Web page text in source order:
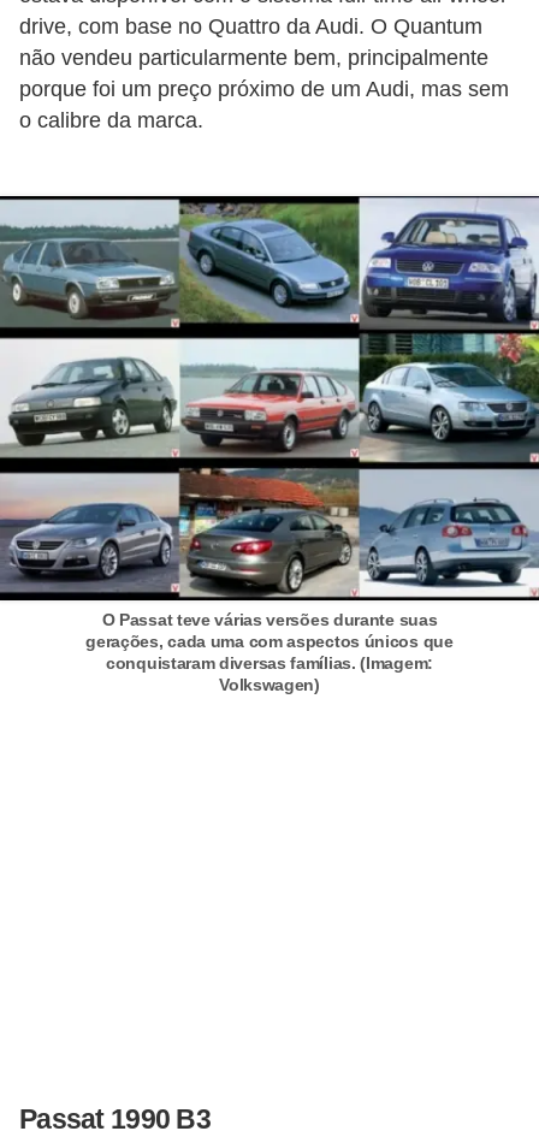
drive, com base no Quattro da Audi. O Quantum
não vendeu particularmente bem, principalmente
porque foi um preço próximo de um Audi, mas sem
o calibre da marca.
O Passat teve várias versões durante suas
gerações, cada uma com aspectos únicos que
conquistaram diversas famílias. (Imagem:
Volkswagen)
Passat 1990 B3
o
d
e
a
e
s
s
ó
r
i
o
s
u
t
o
s